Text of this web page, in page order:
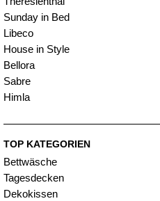
Sunday in Bed
Libeco
House in Style
Bellora
Sabre
Himla
TOP KATEGORIEN
Bettwäsche
Tagesdecken
Dekokissen